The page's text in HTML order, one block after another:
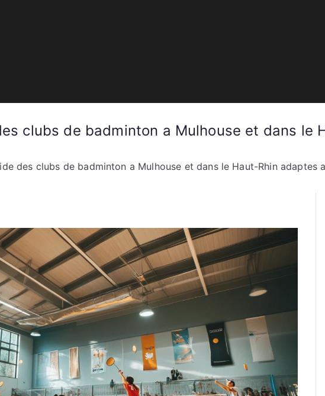
clubs de badminton a Mulhouse et dans le
des clubs de badminton a Mulhouse et dans le Haut-Rhin adaptes